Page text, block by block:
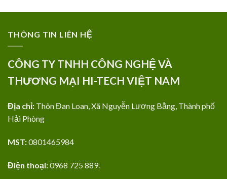
THÔNG TIN LIÊN HỆ
CÔNG TY TNHH CÔNG NGHỆ VÀ
THƯƠNG MẠI HI-TECH VIỆT NAM
Địa chỉ: Thôn Đan Loan, Xã Nguyễn Lương Bằng, Thành phố
Hải Phòng
MST:0801465984
Điện thoại:0968 725 889.